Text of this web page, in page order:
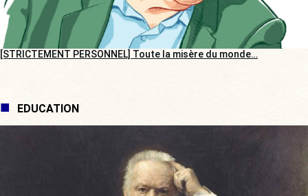
[STRICTEMENT PERSONNEL] Toute la misère du monde…
EDUCATION